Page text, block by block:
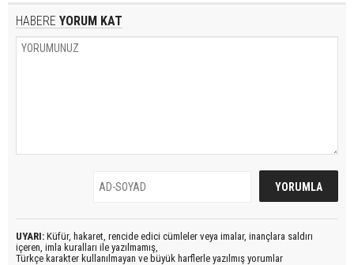
HABERE YORUM KAT
UYARI: Küfür, hakaret, rencide edici cümleler veya imalar, inançlara saldırı
içeren, imla kuralları ile yazılmamış,
Türkçe karakter kullanılmayan ve büyük harflerle yazılmış yorumlar